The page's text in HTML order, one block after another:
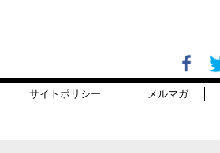
サイトポリシー メルマガ